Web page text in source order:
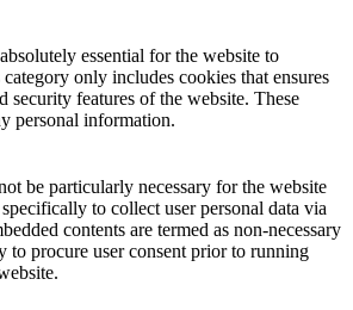
essential for the website to
only includes cookies that ensures
security features of the website. These
personal information.
be particularly necessary for the website
to collect user personal data via
contents are termed as non-necessary
to procure user consent prior to running